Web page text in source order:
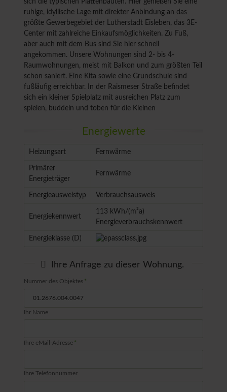
sich die typischen Plattenbauten. Hier genießen Sie eine
ruhige, idyllische Lage mit direkter Anbindung an das
größte Gewerbegebiet der Lutherstadt Eisleben, das 3E-
Center mit zahlreiche Einkaufsmöglichkeiten. Zu Fuß,
aber auch mit dem Bus sind Sie hier schnell
angekommen. Unsere Wohnungen sind 2- bis 4-
Raumwohnungen, meist mit Balkon und zum größten Teil
schon saniert. Eine Kita sowie eine Grundschule sind
fußläufig erreichbar. In der Raismeser Straße befindet
sich ein kleiner Spielplatz mit ausreichen Platz zum
spielen, buddeln und toben für die Kleinen
Energiewerte
Heizungsart Fernwärme
Primärer
Energieträger
Fernwärme
Energieausweistyp Verbrauchsausweis
Energiekennwert
113 kWh/(m²a)
Energieverbrauchskennwert
Energieklasse (D)
Ihre Anfrage zu dieser Wohnung.
Pflichtfeld
Nummer des Objektes *
Ihr Name
Pflichtfeld
Ihre eMail-Adresse *
Ihre Telefonnummer